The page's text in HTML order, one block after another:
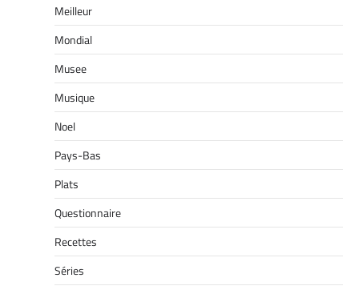
Meilleur
Mondial
Musee
Musique
Noel
Pays-Bas
Plats
Questionnaire
Recettes
Séries